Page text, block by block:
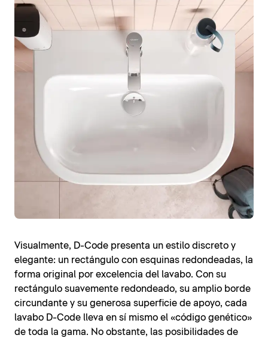
Visualmente, D-Code presenta un estilo discreto y
elegante: un rectángulo con esquinas redondeadas, la
forma original por excelencia del lavabo. Con su
rectángulo suavemente redondeado, su amplio borde
circundante y su generosa superficie de apoyo, cada
lavabo D-Code lleva en sí mismo el «código genético»
de toda la gama. No obstante, las posibilidades de